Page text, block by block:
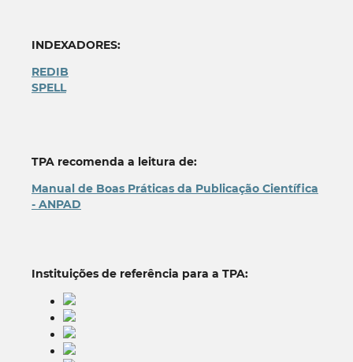
INDEXADORES:
REDIB
SPELL
TPA recomenda a leitura de:
Manual de Boas Práticas da Publicação Científica
- ANPAD
Instituições de referência para a TPA: